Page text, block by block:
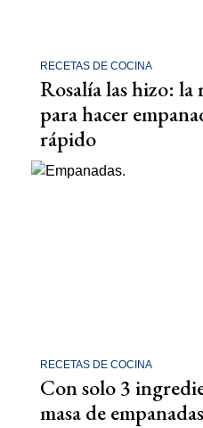
RECETAS DE COCINA
Rosalía las hizo: la
para hacer
rápido
RECETAS DE COCINA
Con solo 3
masa de